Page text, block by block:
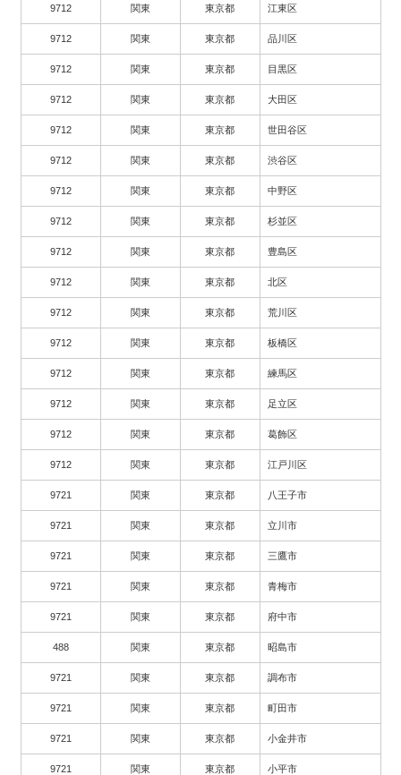
9712 関東 東京都 江東区
9712 関東 東京都 品川区
9712 関東 東京都 目黒区
9712 関東 東京都 大田区
9712 関東 東京都 世田谷区
9712 関東 東京都 渋谷区
9712 関東 東京都 中野区
9712 関東 東京都 杉並区
9712 関東 東京都 豊島区
9712 関東 東京都 北区
9712 関東 東京都 荒川区
9712 関東 東京都 板橋区
9712 関東 東京都 練馬区
9712 関東 東京都 足立区
9712 関東 東京都 葛飾区
9712 関東 東京都 江戸川区
9721 関東 東京都 八王子市
9721 関東 東京都 立川市
9721 関東 東京都 三鷹市
9721 関東 東京都 青梅市
9721 関東 東京都 府中市
488 関東 東京都 昭島市
9721 関東 東京都 調布市
9721 関東 東京都 町田市
9721 関東 東京都 小金井市
9721 関東 東京都 小平市